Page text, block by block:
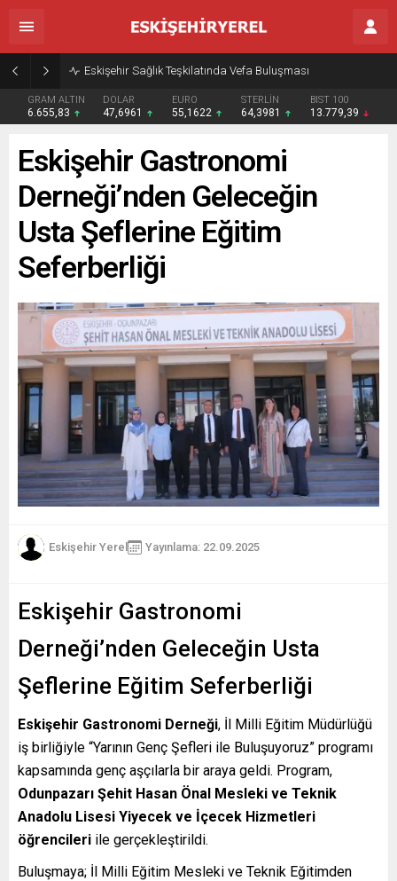
Eskişehir Sağlık Teşkilatında Vefa Buluşması
GRAM ALTIN
6.655,83
DOLAR
47,6961
EURO
55,1622
STERLİN
64,3981
BIST 100
13.779,39
Eskişehir Gastronomi
Derneği’nden Geleceğin
Usta Şeflerine Eğitim
Seferberliği
Eskişehir Yerel Yayınlama: 22.09.2025
Eskişehir Gastronomi
Derneği’nden Geleceğin Usta
Şeflerine Eğitim Seferberliği
Eskişehir Gastronomi Derneği, İl Milli Eğitim Müdürlüğü
iş birliğiyle “Yarının Genç Şefleri ile Buluşuyoruz” programı
kapsamında genç aşçılarla bir araya geldi. Program,
Odunpazarı Şehit Hasan Önal Mesleki ve Teknik
Anadolu Lisesi Yiyecek ve İçecek Hizmetleri
öğrencileri ile gerçekleştirildi.
Buluşmaya; İl Milli Eğitim Mesleki ve Teknik Eğitimden